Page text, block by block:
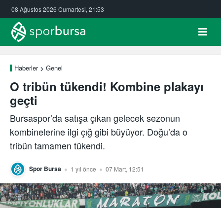
08 Ağustos 2026 Cumartesi, 21:53
Haberler Genel
O tribün tükendi! Kombine plakayı
geçti
Bursaspor’da satışa çıkan gelecek sezonun
kombinelerine ilgi çığ gibi büyüyor. Doğu’da o
tribün tamamen tükendi.
Spor Bursa 1 yıl önce 07 Mart, 12:51